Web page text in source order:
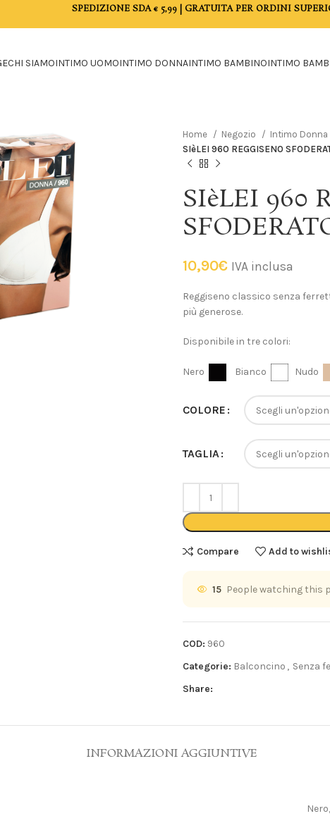
SPEDIZIONE SDA € 5,99 | GRATUITA PER ORDINI
CHI SIAMOINTIMO UOMOINTIMO DONNAINTIMO BAMBINOINTIMO
Home Negozio Intimo Donna
SIèLEI 960 REGGISENO
SIèLEI 960
10,90€ IVA inclusa
Reggiseno classico senza
più generose.
Disponibile in tre colori:
Nero Bianco Nudo
COLORE
TAGLIA
Compare Add to
15 People watching this
COD: 960
Categorie: Balconcino , Senza
Share:
INFORMAZIONI AGGIUNTIVE